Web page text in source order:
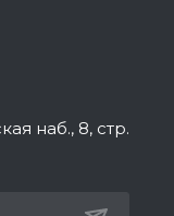
наб., 8, стр.